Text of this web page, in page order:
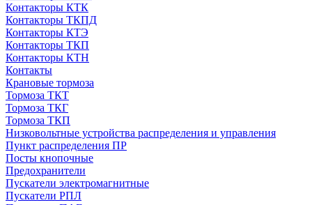
Контакторы КТК
Контакторы ТКПД
Контакторы КТЭ
Контакторы ТКП
Контакторы КТН
Контакты
Крановые тормоза
Тормоза ТКТ
Тормоза ТКГ
Тормоза ТКП
Низковольтные устройства распределения и управления
Пункт распределения ПР
Посты кнопочные
Предохранители
Пускатели электромагнитные
Пускатели РПЛ